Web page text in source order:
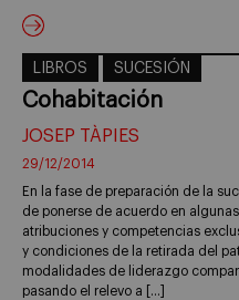
LIBROS SUCESIÓN
Cohabitación
JOSEP TÀPIES
29/12/2014
En la fase de preparación de la
de ponerse de acuerdo en
atribuciones y competencias
y condiciones de la retirada del
modalidades de liderazgo
pasando el relevo a […]